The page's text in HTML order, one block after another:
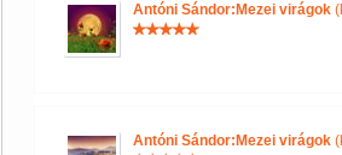
Antóni Sándor:Mezei virágok
Antóni Sándor:Mezei virágok